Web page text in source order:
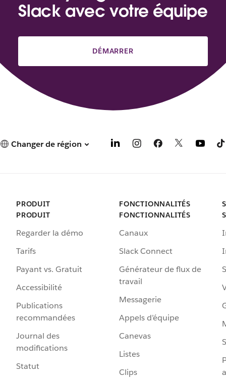
Slack avec votre équipe
DÉMARRER
Changer de région
PRODUIT
PRODUIT
Regarder la démo
Tarifs
Payant vs. Gratuit
Accessibilité
Publications
recommandées
Journal des
modifications
Statut
FONCTIONNALITÉS
FONCTIONNALITÉS
Canaux
Slack Connect
Générateur de flux de
travail
Messagerie
Appels d’équipe
Canevas
Listes
Clips